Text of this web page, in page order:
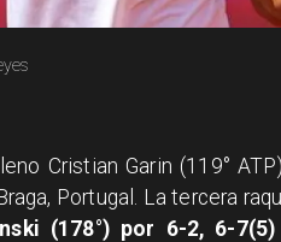
Cristian Garin (119°
Portugal. La tercera
(178°) por 6-2, 6-